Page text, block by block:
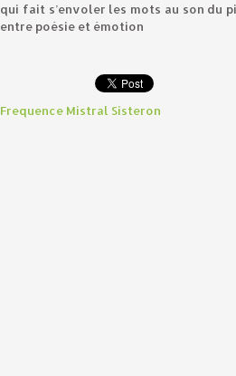
qui fait s’envoler les mots au son du
entre poésie et émotion
Frequence Mistral Sisteron